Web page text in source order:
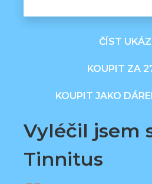
ČÍST
KOUPIT ZA
KOUPIT JAKO
Vyléčil jsem
Tinnitus